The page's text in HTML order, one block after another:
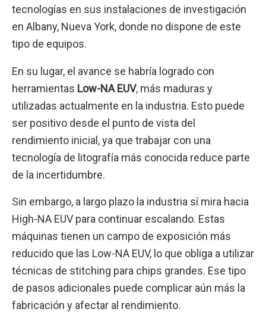
tecnologías en sus instalaciones de investigación
en Albany, Nueva York, donde no dispone de este
tipo de equipos.
En su lugar, el avance se habría logrado con
herramientas Low-NA EUV, más maduras y
utilizadas actualmente en la industria. Esto puede
ser positivo desde el punto de vista del
rendimiento inicial, ya que trabajar con una
tecnología de litografía más conocida reduce parte
de la incertidumbre.
Sin embargo, a largo plazo la industria sí mira hacia
High-NA EUV para continuar escalando. Estas
máquinas tienen un campo de exposición más
reducido que las Low-NA EUV, lo que obliga a utilizar
técnicas de stitching para chips grandes. Ese tipo
de pasos adicionales puede complicar aún más la
fabricación y afectar al rendimiento.